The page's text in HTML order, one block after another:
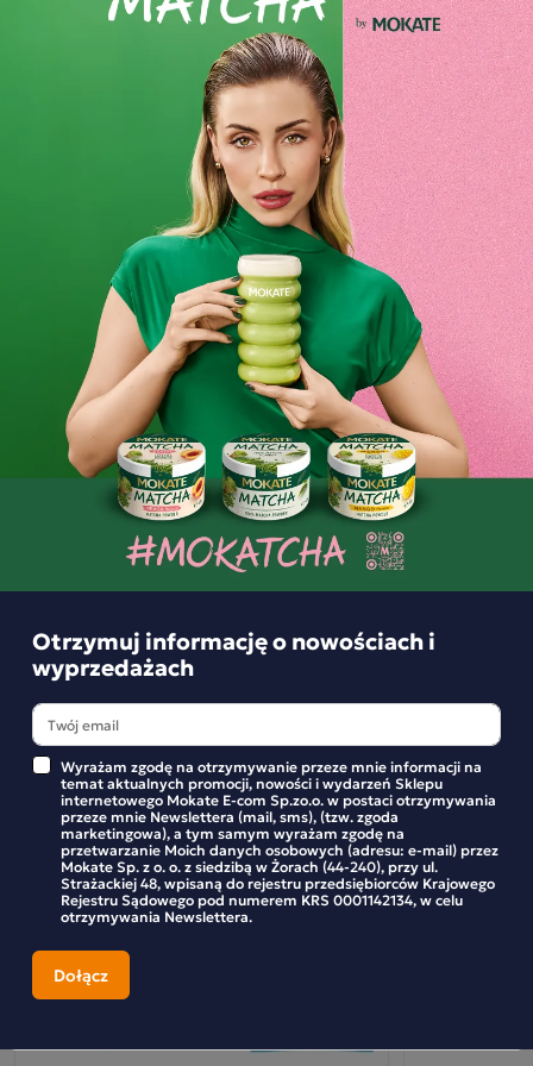
Herbatka ziołowa Loyd Mięta z imbirem 20
torebek
Herbatka LOYD Mięta z imbirem
Seria herbatek „Zaufaj naturze” zauroczy naturalnością i
prostotą składników. Została stworzona dla przyjemności
i delikatnymi smakami. Magia ziół znana jest ludziom od
epoki, której echa pobrzmiewają w mitach. Siła drzemiąca
Składniki i wartości odżywcze
Opinie o produkcie
BĄDŹ PIERWSZYM KTÓRY NAPISZE RECENZJĘ
Podobne produkty
Otrzymuj informację o nowościach i
wyprzedażach
Wyrażam zgodę na otrzymywanie przeze mnie informacji na
temat aktualnych promocji, nowości i wydarzeń Sklepu
internetowego Mokate E-com Sp.zo.o. w postaci otrzymywania
przeze mnie Newslettera (mail, sms), (tzw. zgoda
marketingowa), a tym samym wyrażam zgodę na
przetwarzanie Moich danych osobowych (adresu: e-mail) przez
Mokate Sp. z o. o. z siedzibą w Żorach (44-240), przy ul.
Strażackiej 48, wpisaną do rejestru przedsiębiorców Krajowego
Rejestru Sądowego pod numerem KRS 0001142134, w celu
otrzymywania Newslettera.